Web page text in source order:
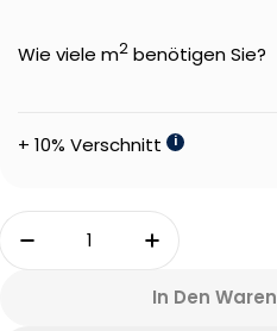
Wie viele m2 benötigen Sie?
+ 10% Verschnitt i
Menge
Menge Für Therdex
Menge Für
In Den